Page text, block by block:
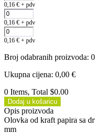
0,16 € + pdv
0,16 € + pdv
0,16 € + pdv
Broj odabranih proizvoda: 0
Ukupna cijena: 0,00 €
0 Items, Total $0.00
Dodaj u košaricu
Opis proizvoda
Olovka od kraft papira sa
mm